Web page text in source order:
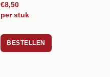
€8,50
per stuk
BESTELLEN